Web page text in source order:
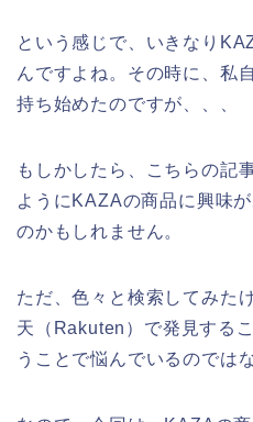
という感じで、いきなり
んですよね。その時に、私
持ち始めたのですが、、、
もしかしたら、こちらの記
ようにKAZAの商品に興味
のかもしれません。
ただ、色々と検索してみた
天（Rakuten）で発見する
うことで悩んでいるのでは